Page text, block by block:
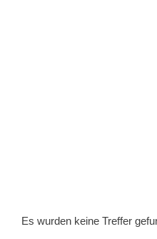
Es wurden keine Treffer